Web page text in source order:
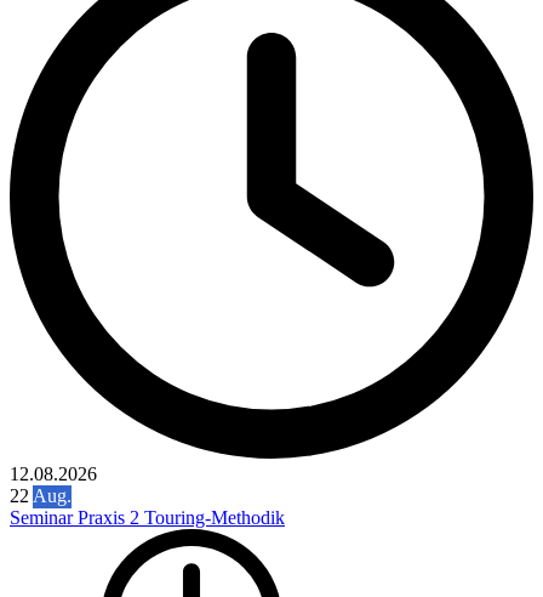
12.08.2026
22 Aug.
Seminar Praxis 2 Touring-Methodik